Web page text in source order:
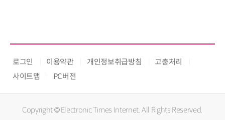
로그인 이용약관 개인정보취급방침
고충처리
사이트맵
PC버전
Copyright © Electronic Times Internet. All Rights Reserved.